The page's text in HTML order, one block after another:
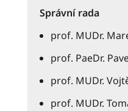
Správní rada
prof. MUDr.
prof. PaeDr.
prof. MUDr.
prof. MUDr.